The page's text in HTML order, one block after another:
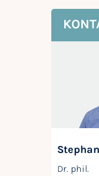
Dr. phil.